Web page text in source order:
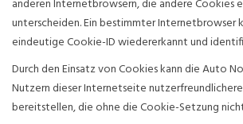
anderen Internetbrowsern, die andere Cookies
unterscheiden. Ein bestimmter Internetbrowser
eindeutige Cookie-ID wiedererkannt und
Durch den Einsatz von Cookies kann die Auto
Nutzern dieser Internetseite
bereitstellen, die ohne die Cookie-Setzung